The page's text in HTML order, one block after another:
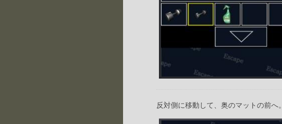
反対側に移動して、奥のマットの前へ。